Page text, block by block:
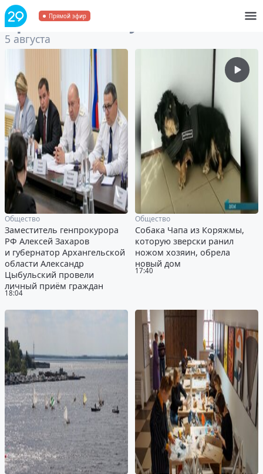
Прямой эфир
Архивза 5 августа 2022
5 августа
18:04
Общество
Заместитель генпрокурора
РФ Алексей Захаров
и губернатор Архангельской
области Александр
Цыбульский провели
личный приём граждан
17:40
Общество
Собака Чапа из Коряжмы,
которую зверски ранил
ножом хозяин, обрела
новый дом